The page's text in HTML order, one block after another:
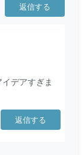
返信する
デアすぎま
返信する